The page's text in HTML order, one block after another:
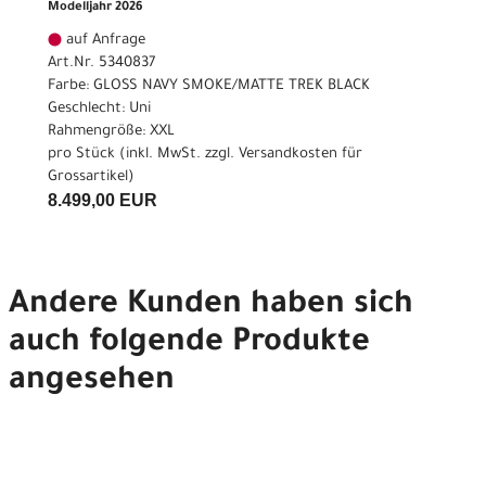
Modelljahr 2026
auf Anfrage
Art.Nr. 5340837
Farbe: GLOSS NAVY SMOKE/MATTE TREK BLACK
Geschlecht: Uni
Rahmengröße: XXL
pro Stück (inkl. MwSt. zzgl. Versandkosten für
Grossartikel)
8.499,00 EUR
Andere Kunden haben sich
auch folgende Produkte
angesehen